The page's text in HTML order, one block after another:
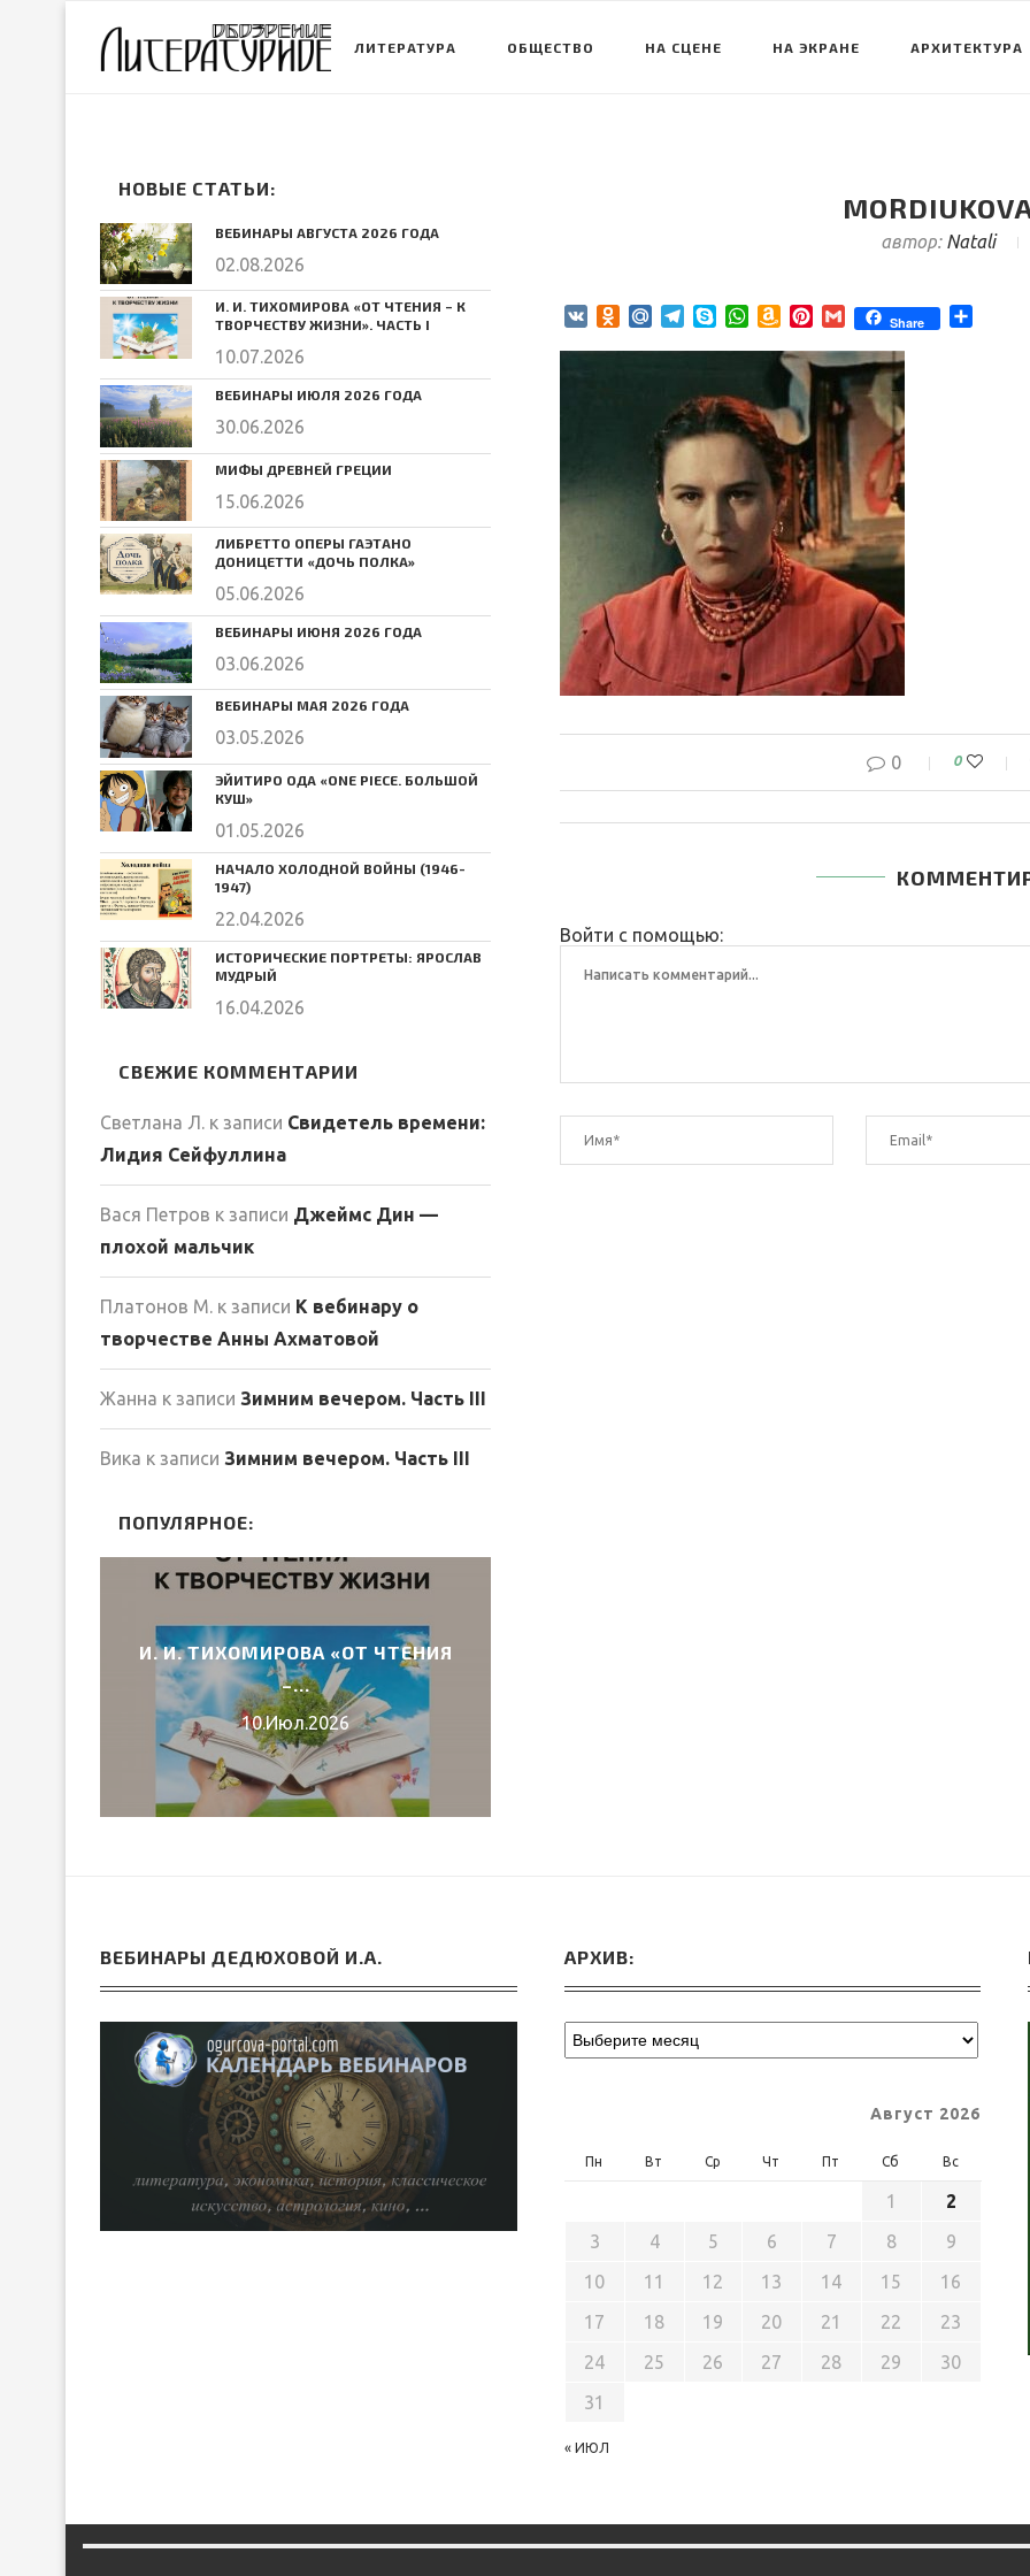
ЛИТЕРАТУРА ОБЩЕСТВО НА СЦЕНЕ НА ЭКРАНЕ АРХИТЕКТУРА
автор: Natali
VK Odnoklassniki
Mail.RuTelegram
SkypeWhatsApp
Amazon
List
Pinterest
GmailShare
0 0
Войти с помощью:
НОВЫЕ СТАТЬИ:
ВЕБИНАРЫ АВГУСТА 2026 ГОДА
02.08.2026
И. И. ТИХОМИРОВА «ОТ ЧТЕНИЯ – К
ТВОРЧЕСТВУ ЖИЗНИ». ЧАСТЬ I
10.07.2026
ВЕБИНАРЫ ИЮЛЯ 2026 ГОДА
30.06.2026
МИФЫ ДРЕВНЕЙ ГРЕЦИИ
15.06.2026
ЛИБРЕТТО ОПЕРЫ ГАЭТАНО
ДОНИЦЕТТИ «ДОЧЬ ПОЛКА»
05.06.2026
ВЕБИНАРЫ ИЮНЯ 2026 ГОДА
03.06.2026
ВЕБИНАРЫ МАЯ 2026 ГОДА
03.05.2026
ЭЙИТИРО ОДА «ONE PIECE. БОЛЬШОЙ
КУШ»
01.05.2026
НАЧАЛО ХОЛОДНОЙ ВОЙНЫ (1946-
1947)
22.04.2026
ИСТОРИЧЕСКИЕ ПОРТРЕТЫ: ЯРОСЛАВ
МУДРЫЙ
16.04.2026
СВЕЖИЕ КОММЕНТАРИИ
Светлана Л. к записи Свидетель времени:
Лидия Сейфуллина
Вася Петров к записи Джеймс Дин —
плохой мальчик
Платонов М. к записи К вебинару о
творчестве Анны Ахматовой
Жанна к записи Зимним вечером. Часть III
Вика к записи Зимним вечером. Часть III
ПОПУЛЯРНОЕ:
И. И. ТИХОМИРОВА «ОТ ЧТЕНИЯ
–...
10.Июл.2026
ВЕБИНАРЫ ДЕДЮХОВОЙ И.А. АРХИВ:
Август 2026
Пн Вт Ср Чт Пт Сб Вс
« ИЮЛ
1
2
3
4 5 6 7 8
9
10
11 12 13 14 15
16
17
18 19 20 21 22
23
24
25 26 27 28 29
30
31